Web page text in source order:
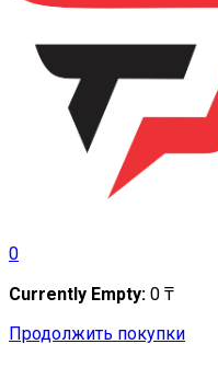
0
Currently Empty: 0 ₸
Продолжить покупки